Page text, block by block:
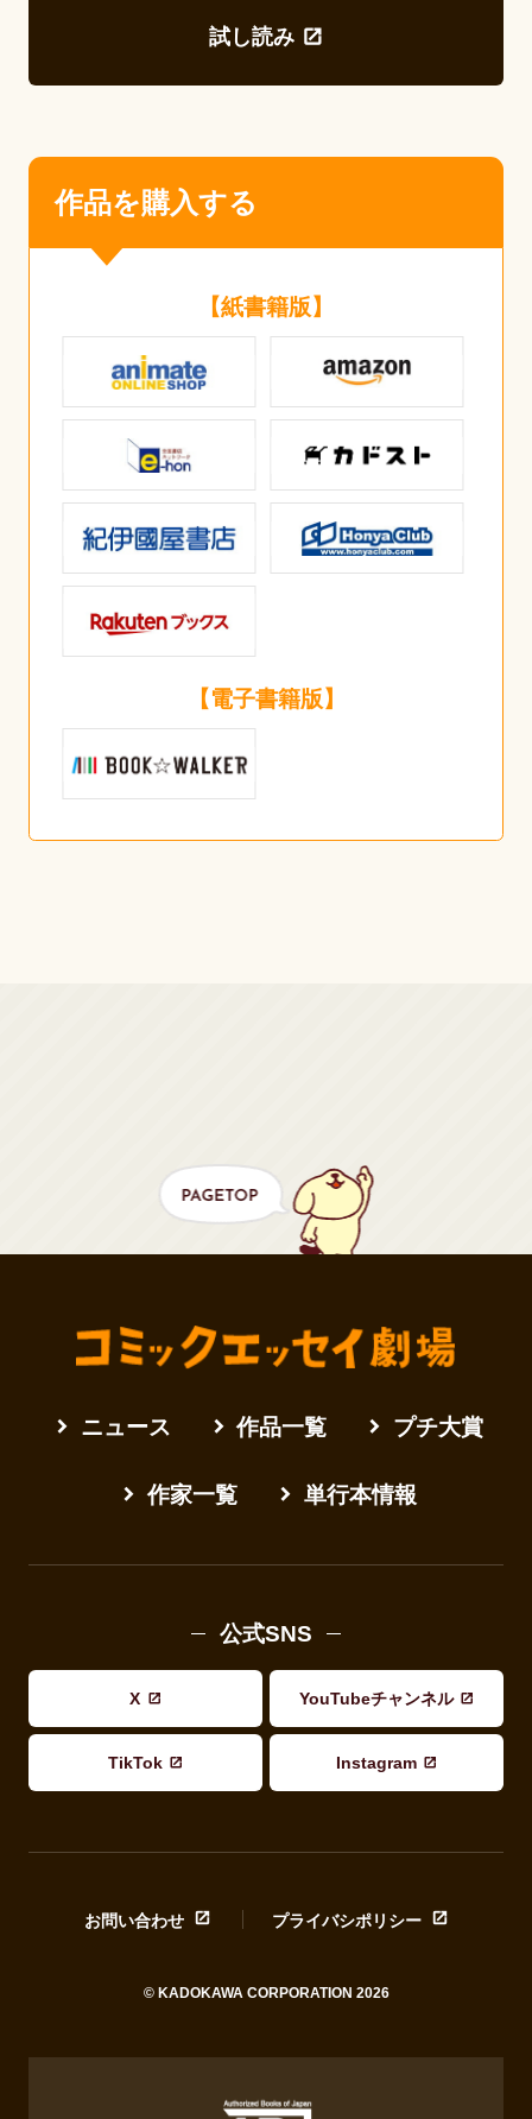
試し読み
作品を購入する
【紙書籍版】
【電子書籍版】
ニュース 作品一覧 プチ大賞
作家一覧 単行本情報
公式SNS
X YouTubeチャンネル
TikTok Instagram
お問い合わせ プライバシポリシー
© KADOKAWA CORPORATION 2026